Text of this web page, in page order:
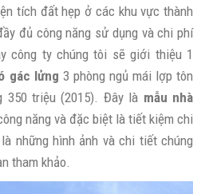
tích đất hẹp ở các khu vực thành
đủ công năng sử dụng và chi phí
công ty chúng tôi sẽ giới thiệu 1
gác lửng 3 phòng ngủ mái lợp tôn
350 triệu (2015). Đây là mẫu nhà
năng và đặc biệt là tiết kiệm chi
những hình ảnh và chi tiết chúng
tham khảo.